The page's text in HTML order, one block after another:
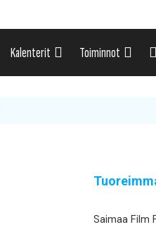
Kalenterit Toiminnot
Saimaa Film